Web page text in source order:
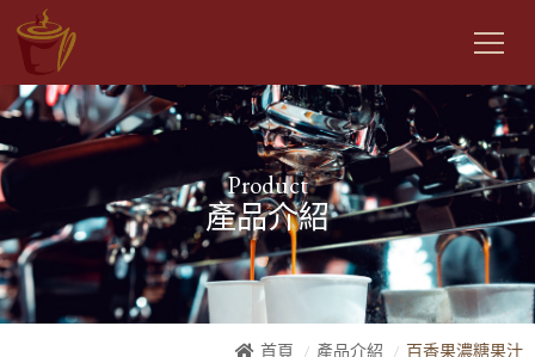
Product
產品介紹
首頁 產品介紹 百香果濃糖果汁